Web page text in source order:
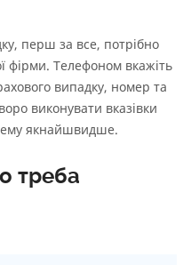
перш за все, потрібно
фірми. Телефоном вкажіть
випадку, номер та
виконувати вказівки
якнайшвидше.
треба